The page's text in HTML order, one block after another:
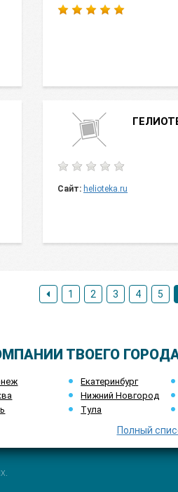
Сайт: helioteka.ru
1 2 3 4 5
ТВОЕГО
Екатеринбург
Нижний Новгород
Тула
Полный